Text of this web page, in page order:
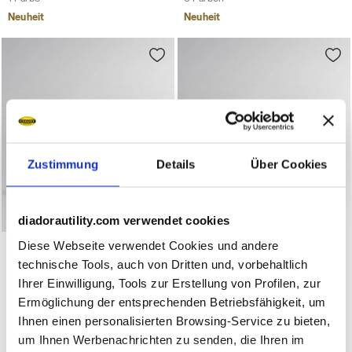
Zustimmung Details Über Cookies
diadorautility.com verwendet cookies
Diese Webseite verwendet Cookies und andere
technische Tools, auch von Dritten und, vorbehaltlich
Ihrer Einwilligung, Tools zur Erstellung von Profilen, zur
Ermöglichung der entsprechenden Betriebsfähigkeit, um
Ihnen einen personalisierten Browsing-Service zu bieten,
um Ihnen Werbenachrichten zu senden, die Ihren im
Neuheit
Neuheit
Niedriger Sicherheitsschuh S3S GLOVE HYPERFORM
GLOVE HYPERFORM LOW
S3S FO HRO SR ESD
€ 163,00
Niedriger Sicherheitsschuh S3S
3 Farben
Neuheit
Niedriger Sicherheitsschuh
GLOVE A.BOX LOW PRO
S3S
€ 176,00
Niedriger Sicherheitsschuh S3S
2 Farben
Neuheit